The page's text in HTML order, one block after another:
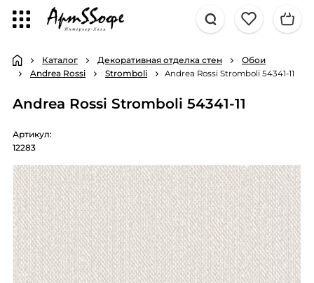
Каталог Декоративная отделка стен
Обои
Andrea Rossi
Stromboli Andrea Rossi Stromboli 54341-11
Andrea Rossi Stromboli 54341-11
Артикул:
12283